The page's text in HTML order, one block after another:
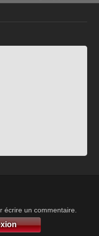
écrire un commentaire.